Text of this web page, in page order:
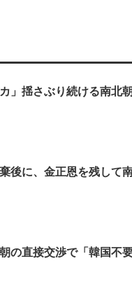
」揺さぶり続ける南北朝
後に、金正恩を残して
の直接交渉で「韓国不